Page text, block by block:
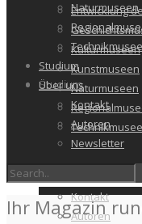
Entwicklung
Kulturmuseen
Kunstmuseen
Naturmuseen
Studium
Über uns
Kontakt
Autoren
Naturmuseen
Studium
Über uns
Kontakt
Autoren
Newsletter
Ihr Magazin